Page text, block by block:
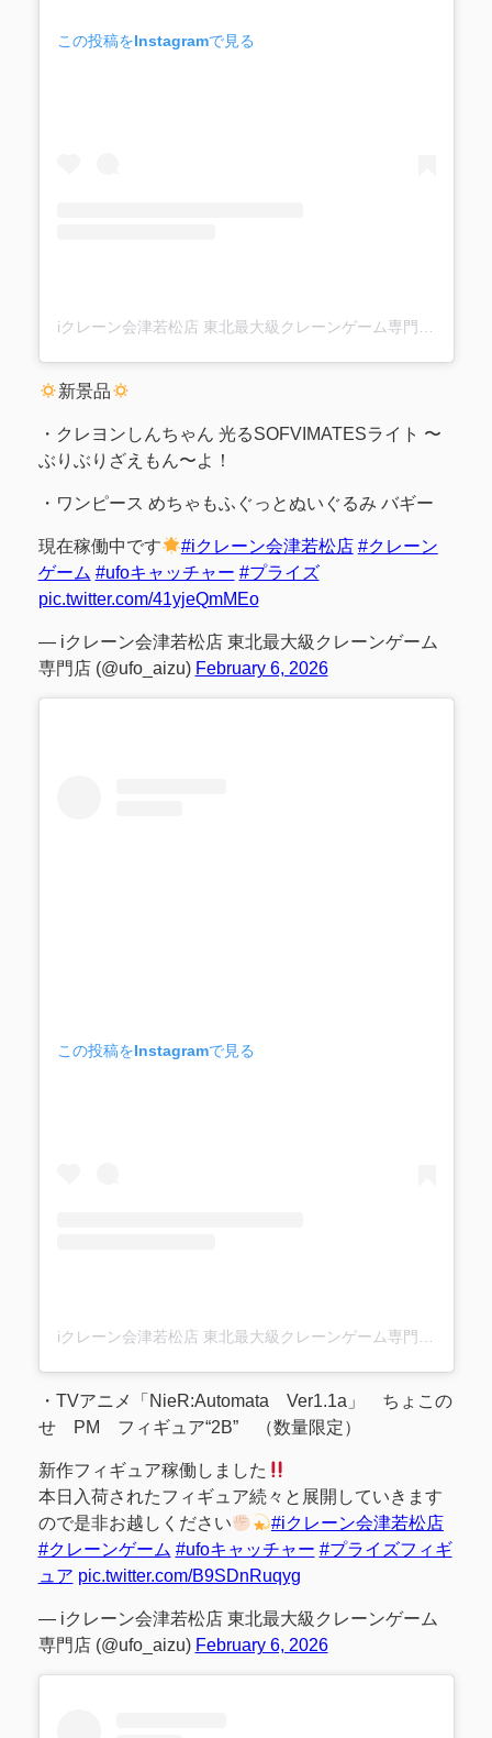
この投稿をInstagramで見る
iクレーン会津若松店 東北最大級クレーンゲーム専門店(@ufo_aizu)がシェアした投稿
新景品
・クレヨンしんちゃん 光るSOFVIMATESライト 〜
ぶりぶりざえもん〜よ！
・ワンピース めちゃもふぐっとぬいぐるみ バギー
現在稼働中です #iクレーン会津若松店 #クレーン
ゲーム #ufoキャッチャー #プライズ
pic.twitter.com/41yjeQmMEo
— iクレーン会津若松店 東北最大級クレーンゲーム
専門店 (@ufo_aizu) February 6, 2026
この投稿をInstagramで見る
・TVアニメ「NieR:Automata Ver1.1a」 ちょこの
せ PM フィギュア“2B” （数量限定）
新作フィギュア稼働しました
本日入荷されたフィギュア続々と展開していきます
ので是非お越しください
#iクレーン会津若松店
#クレーンゲーム #ufoキャッチャー #プライズフィギ
ュア pic.twitter.com/B9SDnRuqyg
— iクレーン会津若松店 東北最大級クレーンゲーム
専門店 (@ufo_aizu) February 6, 2026